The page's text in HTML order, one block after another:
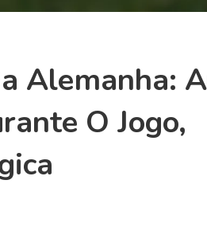
Alemanha:
O Jogo,